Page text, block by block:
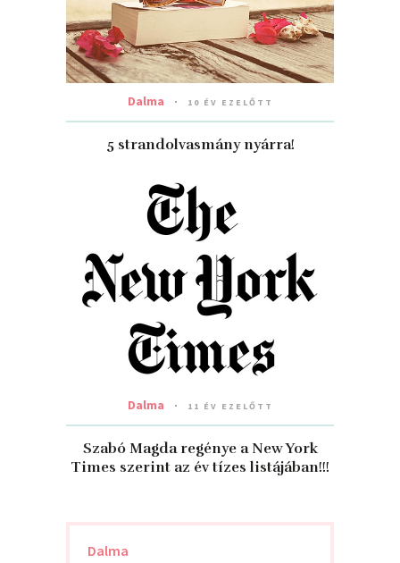
Dalma 10 ÉV EZELŐTT
5 strandolvasmány nyárra!
Dalma 11 ÉV EZELŐTT
Szabó Magda regénye a New York
Times szerint az év tízes listájában!!!
Dalma